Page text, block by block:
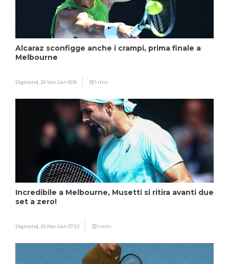
Alcaraz sconfigge anche i crampi, prima finale a
Melbourne
Digitrend, 26 Ven Gen 10:16 1 min
Incredibile a Melbourne, Musetti si ritira avanti due
set a zero!
Digitrend, 26 Mer Gen 07:52 1 min